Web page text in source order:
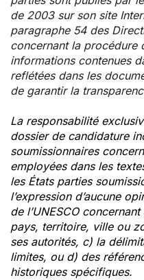
de 2003 sur son site
paragraphe 54 des
concernant la procédure
informations contenues
reflétées dans les
de garantir la
La responsabilité
dossier de candidature
soumissionnaires
employées dans les
les États parties
l’expression d’aucune
de l’UNESCO
pays, territoire, ville ou
ses autorités, c) la
limites, ou d) des
historiques spécifiques.